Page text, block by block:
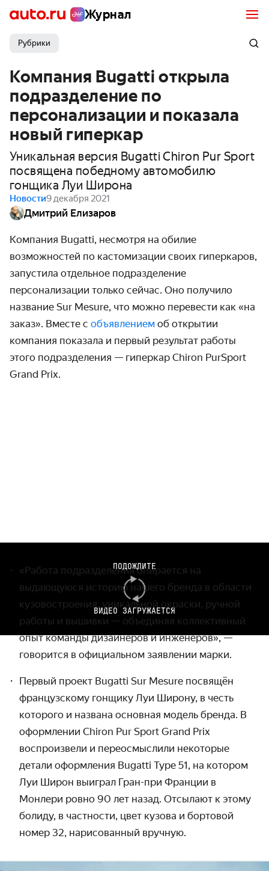
Журнал
Рубрики
Компания Bugatti открыла
подразделение по
персонализации и показала
новый гиперкар
Уникальная версия Bugatti Chiron Pur Sport
посвящена победному автомобилю
гонщика Луи Широна
Новости9 декабря 2021
Дмитрий Елизаров
Компания Bugatti, несмотря на обилие
возможностей по кастомизации своих гиперкаров,
запустила отдельное подразделение
персонализации только сейчас. Оно получило
название Sur Mesure, что можно перевести как «на
заказ». Вместе с объявлением об открытии
компания показала и первый результат работы
этого подразделения — гиперкар Chiron PurSport
Grand Prix.
ПОДОЖДИТЕ
ВИДЕО ЗАГРУЖАЕТСЯ
«Работа подразделения опирается на
выдающуюся историю нашего бренда в области
кузовостроения, уникальной окраски, ручной
работы и вышивки — объединяя коллективный
опыт команды дизайнеров и инженеров», —
говорится в официальном заявлении марки.
Первый проект Bugatti Sur Mesure посвящён
французскому гонщику Луи Широну, в честь
которого и названа основная модель бренда. В
оформлении Chiron Pur Sport Grand Prix
воспроизвели и переосмыслили некоторые
детали оформления Bugatti Type 51, на котором
Луи Широн выиграл Гран-при Франции в
Монлери ровно 90 лет назад. Отсылают к этому
болиду, в частности, цвет кузова и бортовой
номер 32, нарисованный вручную.